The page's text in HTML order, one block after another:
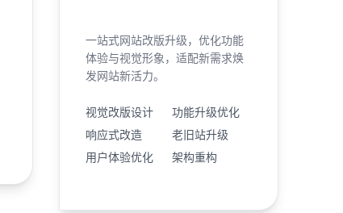
一站式网站改版升级，优化功能
体验与视觉形象，适配新需求焕
发网站新活力。
视觉改版设计
功能升级优化
响应式改造
老旧站升级
用户体验优化
架构重构